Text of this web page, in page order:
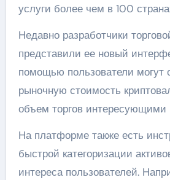
услуги более чем в 100
Недавно разработчики
представили ее новый
помощью пользователи могут
рыночную стоимость
объем торгов интересующими
На платформе также есть
быстрой категоризации
интереса пользователей.